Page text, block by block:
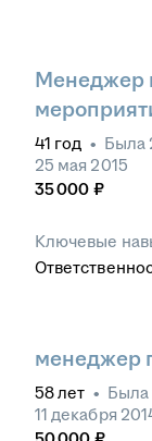
Менеджер
41 год • Была
25 мая 2015
35 000 ₽
Ключевые
менеджер
58лет • Была
11 декабря